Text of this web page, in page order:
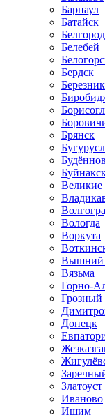
Барнаул
Батайск
Белгород
Белебей
Бердск
Брянск
Вологда
Воркута
Вышний
Вязьма
Горно-
Грозный
Донецк
Златоуст
Иваново
Ишим